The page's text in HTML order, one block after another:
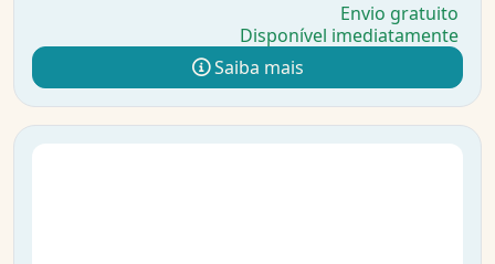
Envio gratuito
Disponível imediatamente
Saiba mais